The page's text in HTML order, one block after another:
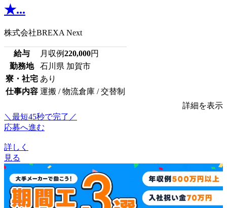
★...
株式会社BREXA Next
給与 月収例220,000円
勤務地
石川県 加賀市
寮・社宅 あり
仕事内容 運搬 / 物流倉庫 / 交替制
詳細を表示
＼最短45秒で完了／
応募へ進む
詳しく
見る